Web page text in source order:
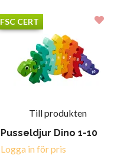
FSC CERT
Till produkten
Pusseldjur Dino 1-10
Logga in för pris